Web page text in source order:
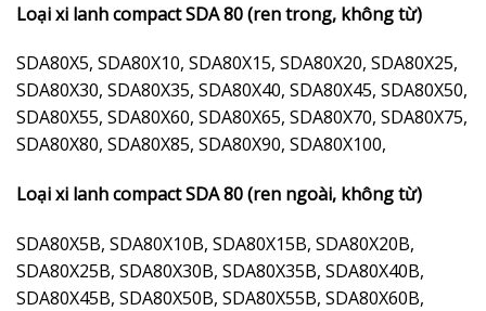
Loại xi lanh compact SDA 80 (ren trong, không từ)
SDA80X5, SDA80X10, SDA80X15, SDA80X20, SDA80X25,
SDA80X30, SDA80X35, SDA80X40, SDA80X45, SDA80X50,
SDA80X55, SDA80X60, SDA80X65, SDA80X70, SDA80X75,
SDA80X80, SDA80X85, SDA80X90, SDA80X100,
Loại xi lanh compact SDA 80 (ren ngoài, không từ)
SDA80X5B, SDA80X10B, SDA80X15B, SDA80X20B,
SDA80X25B, SDA80X30B, SDA80X35B, SDA80X40B,
SDA80X45B, SDA80X50B, SDA80X55B, SDA80X60B,